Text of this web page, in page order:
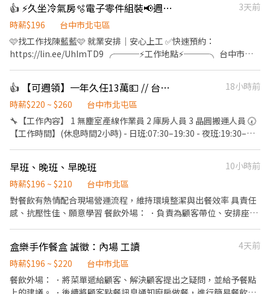
助配製餐點，並將餐點送至顧客。 ．負責包裝外帶餐點。 ．於顧客
用餐完畢後，負責收拾碗盤與清理環境。 ★開朗活潑有笑容 ★無經
驗可
👍 ⚡久坐冷氣房🫧電子零件組裝📢週休二日可預支薪資
3天前
時薪$196
台中市北屯區
🩷找工作找陳藍藍🩷 就業安排｜安心上工 ✅快速預約：
https://lin.ee/UhImTD9 ╭───⚡工作地點⚡───╮ 台中市潭
$30,100（配合加班約38,000） ➋ 小夜班：15:50-00:30 薪資：
$31,000+小夜班津貼$30/H 月約 $36,280（配合加班約45,000） ➌
大夜班：23:50 - 08:30 薪資：$31,000+大夜班津貼$48/H 薪資：
$39,448（配合加班約49,000） 📌大小夜班需在新夜班實習
13:00~21:30 小夜班培育獎金第一個月：$2000、第二個月：
個月：$6000、第三個月：$8000 📌配合加班誤餐費平日80元、假
日100元 =====⭐完善福利制度⭐===== ✅休假制度：週休二日、見
紅休 ✅享勞健保、勞退、團保、特休 ✅固定班別不輪班 ✅三節禮
金：端午、中秋、生日➡️每次$600 ✅介紹獎金：介紹朋友上班一位
獎金$500無上限 ✅免費汽機車位 ✅可預支薪資 ⭐久任獎金滿一個月
$1000 ⭐久任獎金滿三個月$3000 ⭐久任獎金滿六個月$3000 ⭐加班
慰勞獎金$2000/$4000 ╭────⚡應徵方式⚡────╮ 聯絡 陳
• 📞 電話： 0911-563-123 • 📲 𝐋𝐈𝐍𝐄： 搜尋帳號 @252fmefb
👍 【可週領】一年久任13萬💵 // 台中半導體大廠🥰
18小時前
時薪$220 ~ $260
台中市北屯區
🔧【工作內容】 1 無塵室產線作業員 2 庫房人員 3 晶圓搬運人員 🕢
【工作時間】(休息時間2小時) - 日班:07:30–19:30 - 夜班:19:30–
5-10公斤；可接受穿全套無塵服 【休假制度】- 做4休3 【發薪制
度】-每月10號，遇假日順延至下一個工作日 【超狂福利】 -支援 #
週領、#預支 -留任獎金依班別及久任條件可領8-13萬 -每季還有 0.5
個月核定獎金。 -🚗免費 提供免費交通車。 -【廠區地點】-台中市
鐘完成，快速安排送審）： 👉https://reurl.cc/R2p0LG 🔒 【隱私防
線】個資僅供廠商審核，敏感欄位（身分證/詳細地址）錄取前皆可
先不填！ ➋加入留言： 👉https://lin.ee/OBnhVN5 私訊留下 ⌜姓名
+電話 +應徵半導體大廠」💥
早班、晚班、早晚班
10小時前
時薪$196 ~ $210
台中市北區
對餐飲有熱情配合現場營運流程，維持環境整潔與出餐效率 具責任
感、抗壓性佳、願意學習 餐飲外場： ．負責為顧客帶位、安排座
拾碗盤與清理環境。 ．並負責結帳、收銀等工作。 餐飲內場： ．處
理烹飪前與烹飪中之準備工作與其他餐廳相關事務。 ．負責清理工
作環境、設備和餐具。 ．準備不同餐點所需要的食材。 【工作時
段】 早班 10:00-14:00 晚班 18:00-22:00 16:30-24:00 早晚班 10:00-
盒樂手作餐盒 誠徵：內場 工讀
4天前
時薪$196 ~ $220
台中市北區
餐飲外場： ．將菜單遞給顧客、解決顧客提出之疑問，並給予餐點